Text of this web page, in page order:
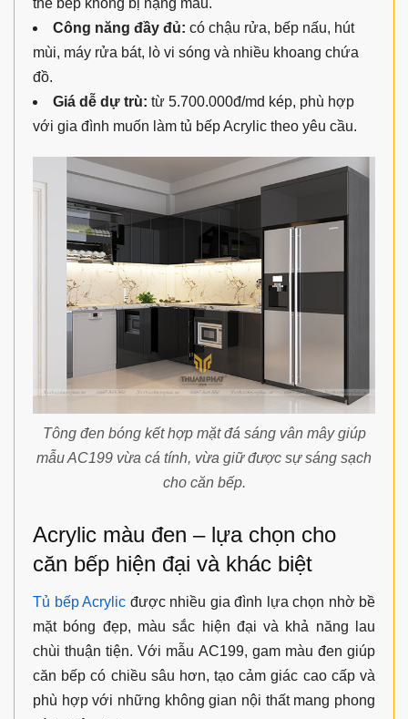
Công năng đầy đủ: có chậu rửa, bếp nấu, hút
mùi, máy rửa bát, lò vi sóng và nhiều khoang chứa
đồ.
Giá dễ dự trù: từ 5.700.000đ/md kép, phù hợp
với gia đình muốn làm tủ bếp Acrylic theo yêu cầu.
Tông đen bóng kết hợp mặt đá sáng vân mây giúp
mẫu AC199 vừa cá tính, vừa giữ được sự sáng sạch
cho căn bếp.
Acrylic màu đen – lựa chọn cho
căn bếp hiện đại và khác biệt
Tủ bếp Acrylic được nhiều gia đình lựa chọn nhờ bề
mặt bóng đẹp, màu sắc hiện đại và khả năng lau
chùi thuận tiện. Với mẫu AC199, gam màu đen giúp
căn bếp có chiều sâu hơn, tạo cảm giác cao cấp và
phù hợp với những không gian nội thất mang phong